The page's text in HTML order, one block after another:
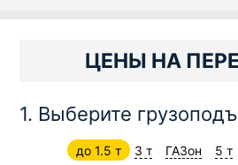
ЦЕНЫ НА
1. Выберите
до 1.5 т 3 т ГАЗон 5 т